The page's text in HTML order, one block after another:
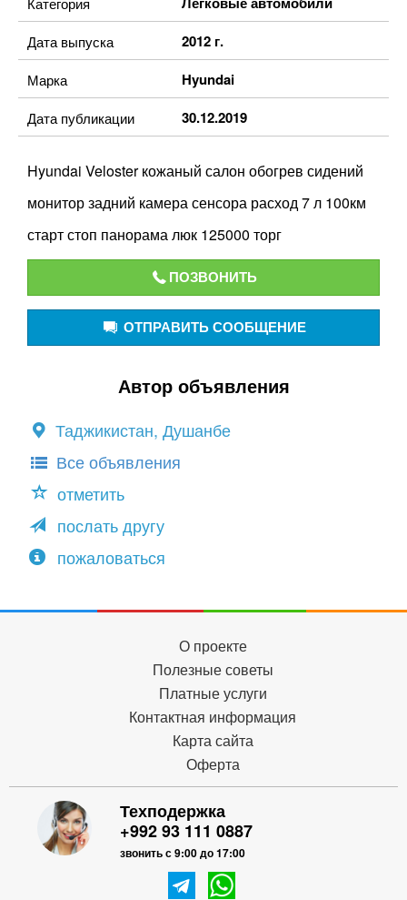
Дата выпуска 2012 г.
Марка Hyundai
Дата публикации 30.12.2019
Hyundai Veloster кожаный салон обогрев сидений
монитор задний камера сенсора расход 7 л 100км
старт стоп панорама люк 125000 торг
ПОЗВОНИТЬ
ОТПРАВИТЬ СООБЩЕНИЕ
Автор объявления
Таджикистан, Душанбе
Все объявления
отметить
послать другу
пожаловаться
О проекте
Полезные советы
Платные услуги
Контактная информация
Карта сайта
Оферта
Техподержка
+992 93 111 0887
звонить с 9:00 до 17:00